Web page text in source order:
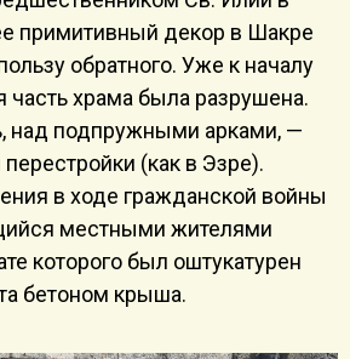
примитивный декор в Шакре
обратного. Уже к началу
часть храма была разрушена.
над подпружными арками, —
(как в Эзре).
в ходе гражданской войны
местными жителями
которого был оштукатурен
бетоном крыша.